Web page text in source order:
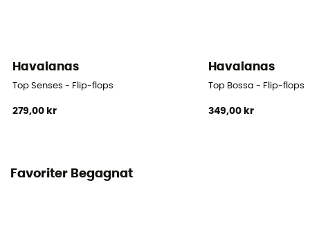
Havaianas
Top Senses - Flip-flops
279,00 kr
Havaianas
Top Bossa - Flip-flops
349,00 kr
Favoriter Begagnat